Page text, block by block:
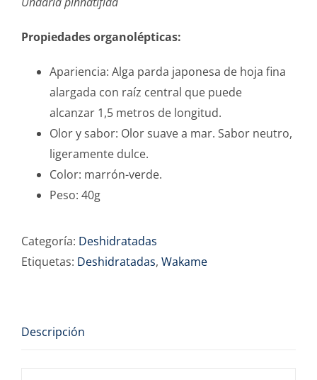
Propiedades organolépticas:
Apariencia: Alga parda japonesa de hoja fina
alargada con raíz central que puede
alcanzar 1,5 metros de longitud.
Olor y sabor: Olor suave a mar. Sabor neutro,
ligeramente dulce.
Color: marrón-verde.
Peso: 40g
Categoría: Deshidratadas
Etiquetas: Deshidratadas, Wakame
Descripción